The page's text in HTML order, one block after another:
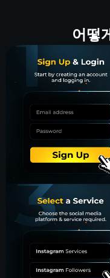
어떻